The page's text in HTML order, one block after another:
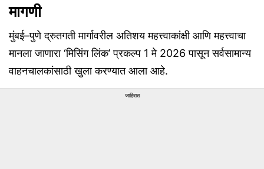
मागणी
मुंबई–पुणे द्रुतगती मार्गावरील अतिशय महत्त्वाकांक्षी आणि महत्त्वाचा
मानला जाणारा ‘मिसिंग लिंक’ प्रकल्प 1 मे 2026 पासून सर्वसामान्य
वाहनचालकांसाठी खुला करण्यात आला आहे.
जाहिरात